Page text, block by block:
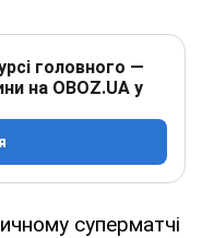
головного —
на OBOZ.UA у
суперматчі